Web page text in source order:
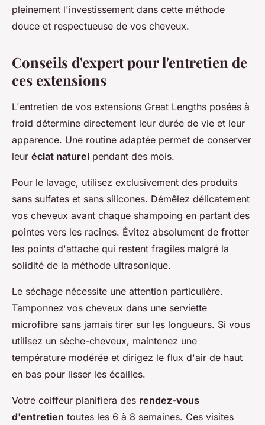
pleinement l'investissement dans cette méthode
douce et respectueuse de vos cheveux.
Conseils d'expert pour l'entretien de
ces extensions
L'entretien de vos extensions Great Lengths posées à
froid détermine directement leur durée de vie et leur
apparence. Une routine adaptée permet de conserver
leur éclat naturel pendant des mois.
Pour le lavage, utilisez exclusivement des produits
sans sulfates et sans silicones. Démêlez délicatement
vos cheveux avant chaque shampoing en partant des
pointes vers les racines. Évitez absolument de frotter
les points d'attache qui restent fragiles malgré la
solidité de la méthode ultrasonique.
Le séchage nécessite une attention particulière.
Tamponnez vos cheveux dans une serviette
microfibre sans jamais tirer sur les longueurs. Si vous
utilisez un sèche-cheveux, maintenez une
température modérée et dirigez le flux d'air de haut
en bas pour lisser les écailles.
Votre coiffeur planifiera des rendez-vous
d'entretien toutes les 6 à 8 semaines. Ces visites